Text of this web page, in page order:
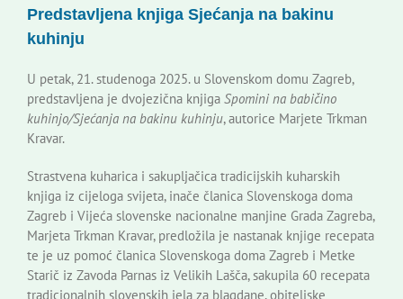
Korisne informacije
Predstavljena knjiga Sjećanja na bakinu
kuhinju
U petak, 21. studenoga 2025. u Slovenskom domu Zagreb,
predstavljena je dvojezična knjiga Spomini na babičino
kuhinjo/Sjećanja na bakinu kuhinju, autorice Marjete Trkman
Kravar.
Strastvena kuharica i sakupljačica tradicijskih kuharskih
knjiga iz cijeloga svijeta, inače članica Slovenskoga doma
Zagreb i Vijeća slovenske nacionalne manjine Grada Zagreba,
Marjeta Trkman Kravar, predložila je nastanak knjige recepata
te je uz pomoć članica Slovenskoga doma Zagreb i Metke
Starič iz Zavoda Parnas iz Velikih Lašča, sakupila 60 recepata
tradicionalnih slovenskih jela za blagdane, obiteljske